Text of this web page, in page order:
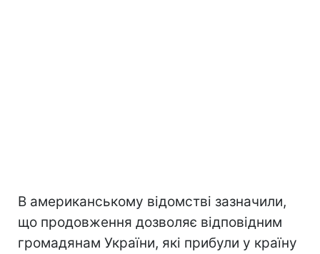
В американському відомстві зазначили,
що продовження дозволяє відповідним
громадянам України, які прибули у країну